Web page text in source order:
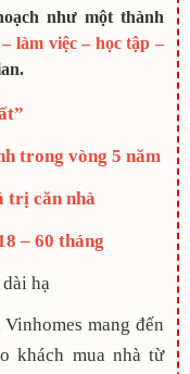
như một thành
–làm việc – học tập –
trong vòng 5 năm
trị căn nhà
– 60 tháng
hạ
mang đến
khách mua nhà từ